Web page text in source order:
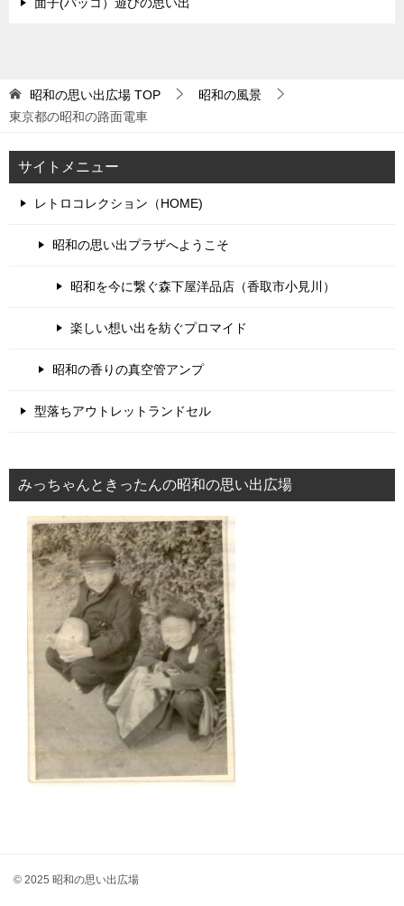
面子(パッコ）遊びの思い出
昭和の思い出広場 TOP
昭和の風景
東京都の昭和の路面電車
サイトメニュー
レトロコレクション（HOME)
昭和の思い出プラザへようこそ
昭和を今に繋ぐ森下屋洋品店（香取市小見川）
楽しい想い出を紡ぐプロマイド
昭和の香りの真空管アンプ
型落ちアウトレットランドセル
みっちゃんときったんの昭和の思い出広場
© 2025 昭和の思い出広場